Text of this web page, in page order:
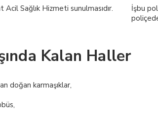
Sağlık Hizmeti sunulmasıdır.
İşbu
Kalan Haller
doğan karmaşıklar,